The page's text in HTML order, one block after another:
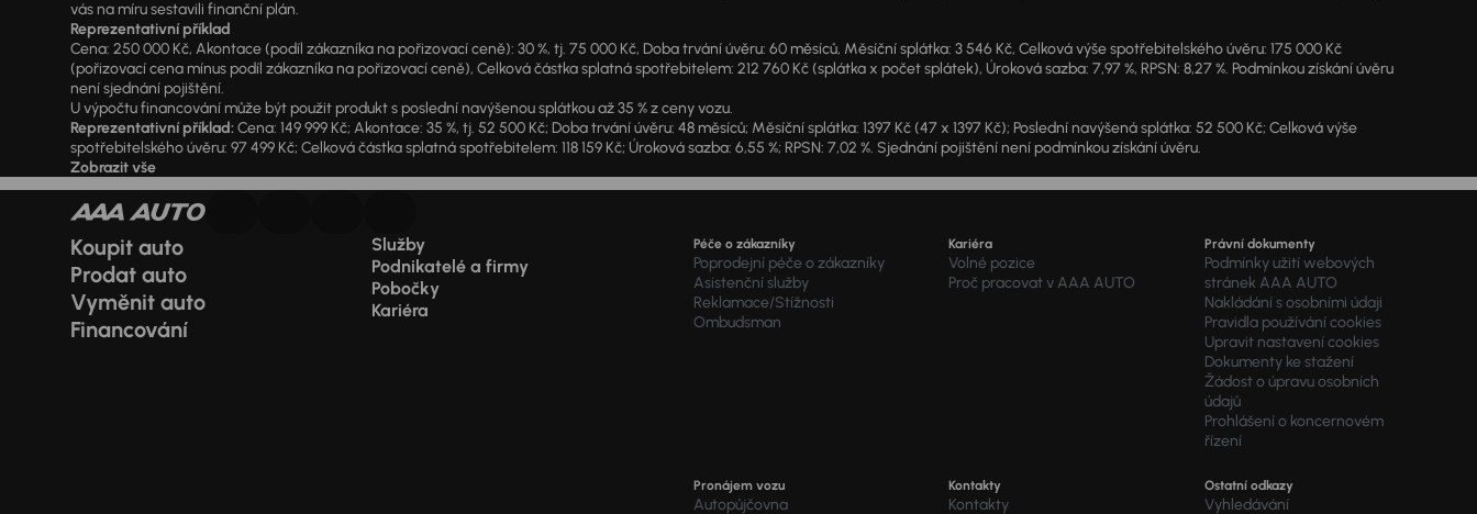
vás na míru sestavili finanční plán.
Reprezentativní příklad
Cena: 250 000 Kč, Akontace (podíl zákazníka na pořizovací ceně): 30 %, tj. 75 000 Kč, Doba trvání úvěru: 60 měsíců, Měsíční splátka: 3 546 Kč, Celková výše spotřebitelského úvěru: 175 000 Kč
(pořizovací cena mínus podíl zákazníka na pořizovací ceně), Celková částka splatná spotřebitelem: 212 760 Kč (splátka x počet splátek), Úroková sazba: 7,97 %, RPSN: 8,27 %. Podmínkou získání úvěru
není sjednání pojištění.
U výpočtu financování může být použit produkt s poslední navýšenou splátkou až 35 % z ceny vozu.
Reprezentativní příklad:Cena: 149 999 Kč; Akontace: 35 %, tj. 52 500 Kč; Doba trvání úvěru: 48 měsíců; Měsíční splátka: 1397 Kč (47 x 1397 Kč); Poslední navýšená splátka: 52 500 Kč; Celková výše
spotřebitelského úvěru: 97 499 Kč; Celková částka splatná spotřebitelem: 118 159 Kč; Úroková sazba: 6,55 %; RPSN: 7,02 %. Sjednání pojištění není podmínkou získání úvěru.
Zobrazit vše
Koupit auto
Prodat auto
Vyměnit auto
Financování
Služby
Podnikatelé a firmy
Pobočky
Kariéra
Péče o zákazníky
Poprodejní péče o zákazníky
Asistenční služby
Reklamace/Stížnosti
Ombudsman
Kariéra
Volné pozice
Proč pracovat v AAA AUTO
Právní dokumenty
Podmínky užití webových
stránek AAA AUTO
Nakládání s osobními údaji
Pravidla používání cookies
Upravit nastavení cookies
Dokumenty ke stažení
Žádost o úpravu osobních
údajů
Prohlášení o koncernovém
řízení
Pronájem vozu
Autopůjčovna
Kontakty
Kontakty
Ostatní odkazy
Vyhledávání